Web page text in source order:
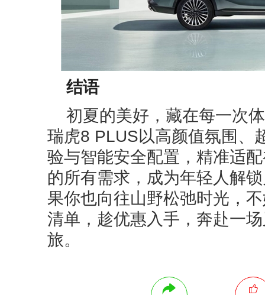
结语
初夏的美好，藏在每一次
瑞虎8 PLUS以高颜值氛围、
验与智能安全配置，精准适
的所有需求，成为年轻人解
果你也向往山野松弛时光，
清单，趁优惠入手，奔赴一
旅。